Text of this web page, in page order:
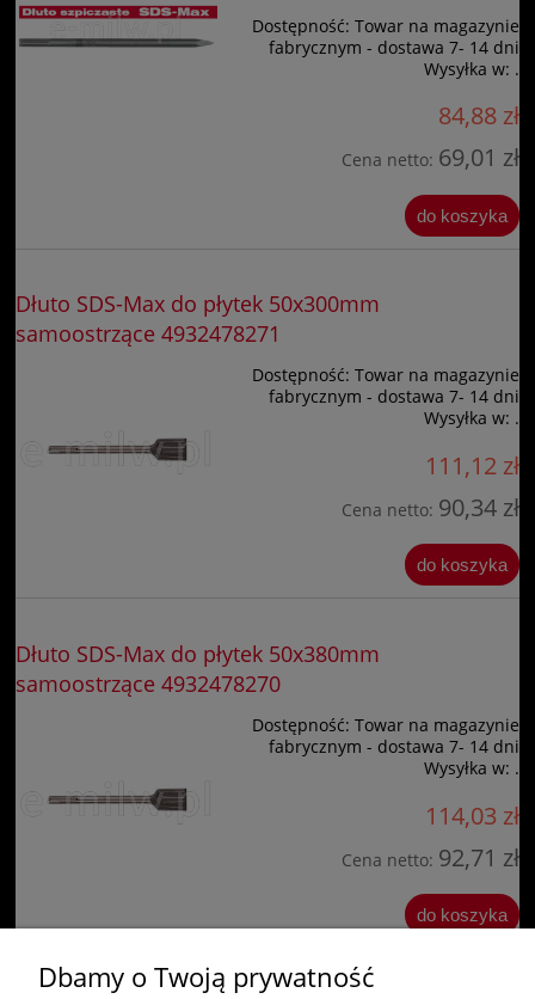
Dostępność: Towar na magazynie
fabrycznym - dostawa 7- 14 dni
Wysyłka w: .
84,88 zł
Cena netto: 69,01 zł
do koszyka
Dłuto SDS-Max do płytek 50x300mm
samoostrzące 4932478271
Dostępność: Towar na magazynie
fabrycznym - dostawa 7- 14 dni
Wysyłka w: .
111,12 zł
Cena netto: 90,34 zł
do koszyka
Dłuto SDS-Max do płytek 50x380mm
samoostrzące 4932478270
Dostępność: Towar na magazynie
fabrycznym - dostawa 7- 14 dni
Wysyłka w: .
114,03 zł
Cena netto: 92,71 zł
do koszyka
«
Dbamy o Twoją prywatność